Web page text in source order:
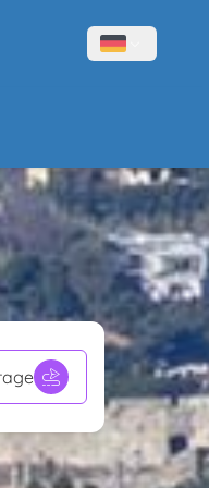
Menù lingue